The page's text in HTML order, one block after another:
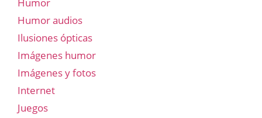
Humor
Humor audios
Ilusiones ópticas
Imágenes humor
Imágenes y fotos
Internet
Juegos